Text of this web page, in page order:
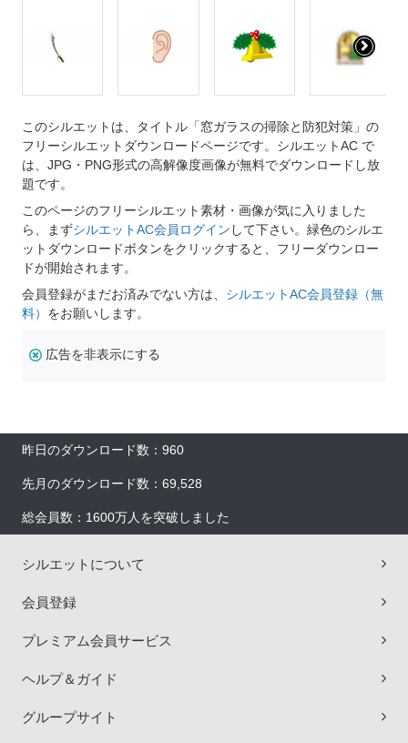
このシルエットは、タイトル「窓ガラスの掃除と防犯対策」の
フリーシルエットダウンロードページです。シルエットAC で
は、JPG・PNG形式の高解像度画像が無料でダウンロードし放
題です。
このページのフリーシルエット素材・画像が気に入りました
ら、まずシルエットAC会員ログイン して下さい。緑色のシルエ
ットダウンロードボタンをクリックすると、フリーダウンロー
ドが開始されます。
会員登録がまだお済みでない方は、 シルエットAC会員登録（無
料） をお願いします。
広告を非表示にする
昨日のダウンロード数：960
先月のダウンロード数：69,528
総会員数：1600万人を突破しました
シルエットについて
会員登録
プレミアム会員サービス
ヘルプ＆ガイド
グループサイト